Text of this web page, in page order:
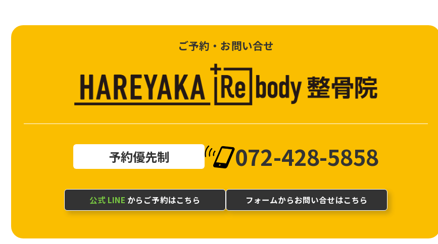
ご予約・お問い合せ
予約優先制 072-428-5858
公式 LINE からご予約はこちら フォームからお問い合せはこちら